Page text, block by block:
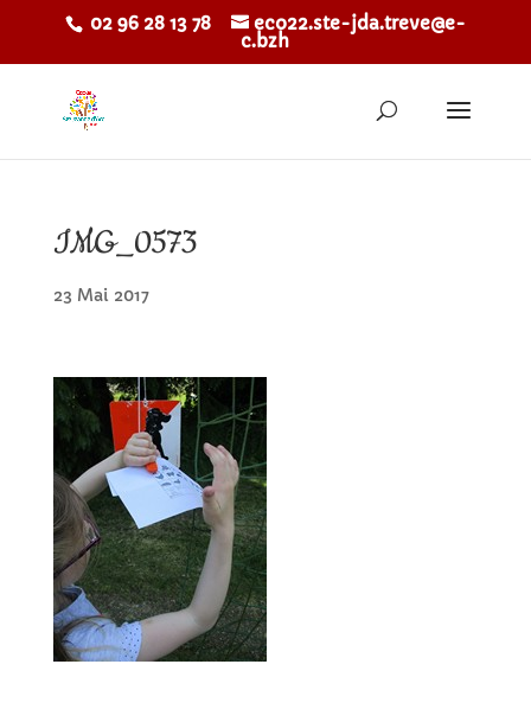
02 96 28 13 78 eco22.ste-jda.treve@e-
c.bzh
IMG_0573
23 Mai 2017